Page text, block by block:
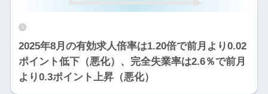
2025年8月の有効求人倍率は1.20倍で前月より0.02
ポイント低下（悪化）、完全失業率は2.6％で前月
より0.3ポイント上昇（悪化）